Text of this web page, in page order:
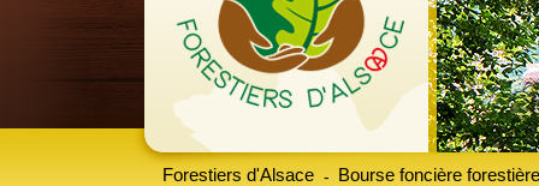
Forestiers d'Alsace Bourse foncière forestière
-